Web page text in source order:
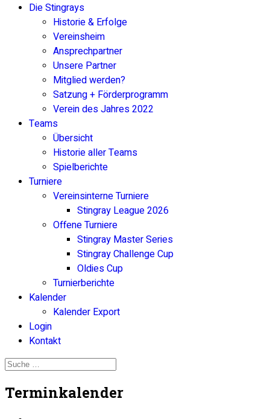
Die Stingrays
Historie & Erfolge
Vereinsheim
Ansprechpartner
Unsere Partner
Mitglied werden?
Satzung + Förderprogramm
Verein des Jahres 2022
Teams
Übersicht
Historie aller Teams
Spielberichte
Turniere
Vereinsinterne Turniere
Stingray League 2026
Offene Turniere
Stingray Master Series
Stingray Challenge Cup
Oldies Cup
Turnierberichte
Kalender
Kalender Export
Login
Kontakt
Terminkalender